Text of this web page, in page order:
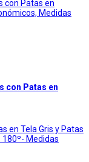
con Patas en